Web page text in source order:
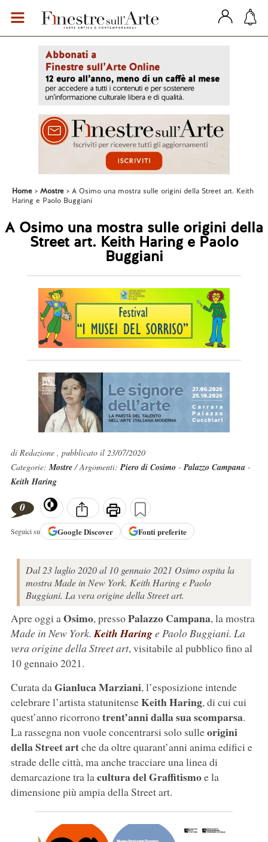
Home Mostre
A Osimo una mostra sulle origini della Street art. Keith
Haring e Paolo Buggiani
A Osimo una mostra sulle origini della
Street art. Keith Haring e Paolo
Buggiani
di Redazione , pubblicato il 23/07/2020
Categorie:Mostre/ Argomenti:Piero di Cosimo -Palazzo Campana-
Keith Haring
0
Seguici su GoogleDiscover Fonti preferite
Dal 23 luglio 2020 al 10 gennaio 2021 Osimo ospita la
mostra Made in New York. Keith Haring e Paolo
Buggiani. La vera origine della Street art.
Apre oggi aOsimo, pressoPalazzo Campana, la mostra
Made in New York.Keith Haringe Paolo Buggiani. La
vera origine della Street art, visitabile al pubblico fino al
10 gennaio 2021.
Curata daGianluca Marziani, l’esposizione intende
celebrare l’artista statunitenseKeith Haring, di cui cui
quest’anno ricorronotrent’anni dalla sua scomparsa.
La rassegna non vuole concentrarsi solo sulleorigini
della Street artche da oltre quarant’anni anima edifici e
strade delle città, ma anche tracciare una linea di
demarcazione tra lacultura del Graffitismoe la
dimensione più ampia della Street art.